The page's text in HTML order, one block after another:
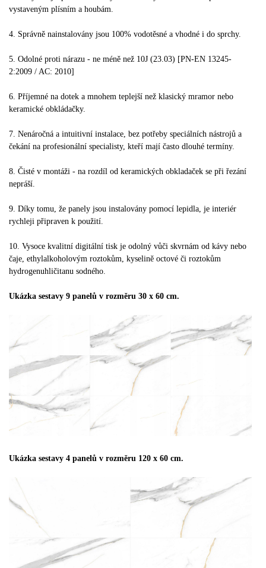
vystaveným plísním a houbám.
4. Správně nainstalovány jsou 100% vodotěsné a vhodné i do sprchy.
5. Odolné proti nárazu - ne méně než 10J (23.03) [PN-EN 13245-
2:2009 / AC: 2010]
6. Příjemné na dotek a mnohem teplejší než klasický mramor nebo
keramické obkládačky.
7. Nenáročná a intuitivní instalace, bez potřeby speciálních nástrojů a
čekání na profesionální specialisty, kteří mají často dlouhé termíny.
8. Čisté v montáži - na rozdíl od keramických obkladaček se při řezání
nepráší.
9. Díky tomu, že panely jsou instalovány pomocí lepidla, je interiér
rychleji připraven k použití.
10. Vysoce kvalitní digitální tisk je odolný vůči skvrnám od kávy nebo
čaje, ethylalkoholovým roztokům, kyselině octové či roztokům
hydrogenuhličitanu sodného.
Ukázka sestavy 9 panelů v rozměru 30 x 60 cm.
Ukázka sestavy 4 panelů v rozměru 120 x 60 cm.